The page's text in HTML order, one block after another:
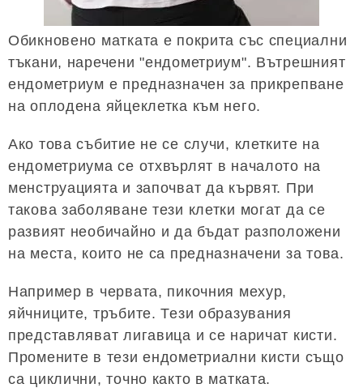
Обикновено матката е покрита със специални
тъкани, наречени "ендометриум". Вътрешният
ендометриум е предназначен за прикрепване
на оплодена яйцеклетка към него.
Ако това събитие не се случи, клетките на
ендометриума се отхвърлят в началото на
менструацията и започват да кървят. При
такова заболяване тези клетки могат да се
развият необичайно и да бъдат разположени
на места, които не са предназначени за това.
Например в червата, пикочния мехур,
яйчниците, тръбите. Тези образувания
представляват лигавица и се наричат ​​кисти.
Промените в тези ендометриални кисти също
са циклични, точно както в матката.